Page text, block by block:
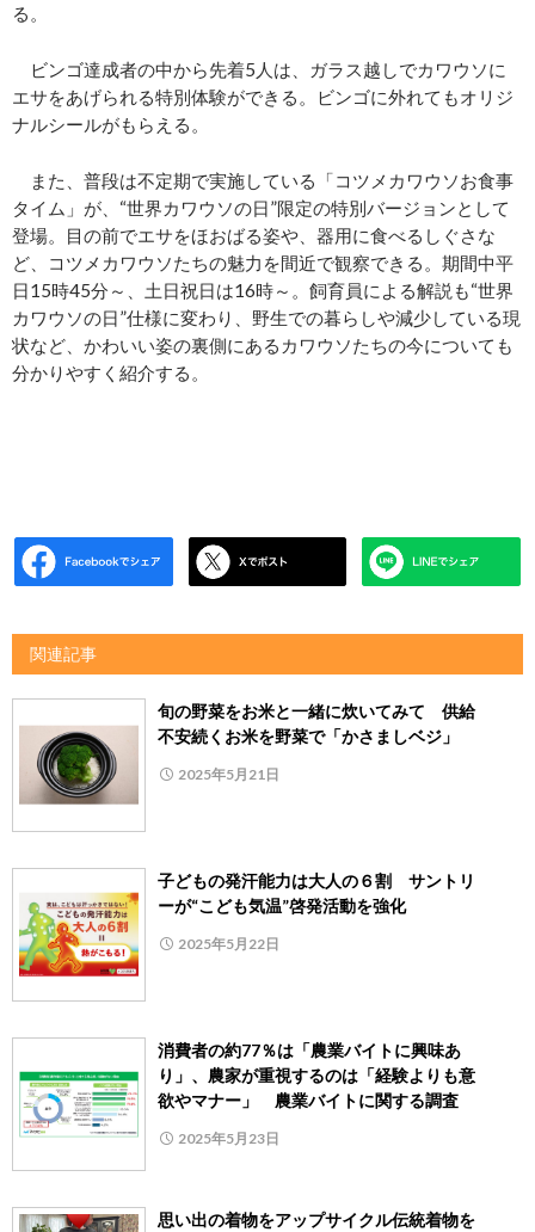
る。
ビンゴ達成者の中から先着5人は、ガラス越しでカワウソに
エサをあげられる特別体験ができる。ビンゴに外れてもオリジ
ナルシールがもらえる。
また、普段は不定期で実施している「コツメカワウソお食事
タイム」が、“世界カワウソの日”限定の特別バージョンとして
登場。目の前でエサをほおばる姿や、器用に食べるしぐさな
ど、コツメカワウソたちの魅力を間近で観察できる。期間中平
日15時45分～、土日祝日は16時～。飼育員による解説も“世界
カワウソの日”仕様に変わり、野生での暮らしや減少している現
状など、かわいい姿の裏側にあるカワウソたちの今についても
分かりやすく紹介する。
関連記事
旬の野菜をお米と一緒に炊いてみて 供給
不安続くお米を野菜で「かさましベジ」
2025年5月21日
子どもの発汗能力は大人の６割 サントリ
ーが“こども気温”啓発活動を強化
2025年5月22日
消費者の約77％は「農業バイトに興味あ
り」、農家が重視するのは「経験よりも意
欲やマナー」 農業バイトに関する調査
2025年5月23日
思い出の着物をアップサイクル伝統着物を